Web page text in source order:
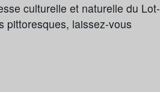
culturelle et naturelle du Lot-
pittoresques, laissez-vous